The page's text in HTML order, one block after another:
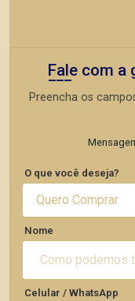
Fale com a
Preencha os
O que você deseja?
Quero Comprar
Nome
Celular / WhatsApp